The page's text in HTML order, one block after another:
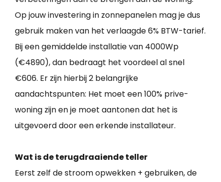
Op jouw investering in zonnepanelen mag je dus
gebruik maken van het verlaagde 6% BTW-tarief.
Bij een gemiddelde installatie van 4000Wp
(€4890), dan bedraagt het voordeel al snel
€606. Er zijn hierbij 2 belangrijke
aandachtspunten: Het moet een 100% prive-
woning zijn en je moet aantonen dat het is
uitgevoerd door een erkende installateur.
Wat is de terugdraaiende teller
Eerst zelf de stroom opwekken + gebruiken, de